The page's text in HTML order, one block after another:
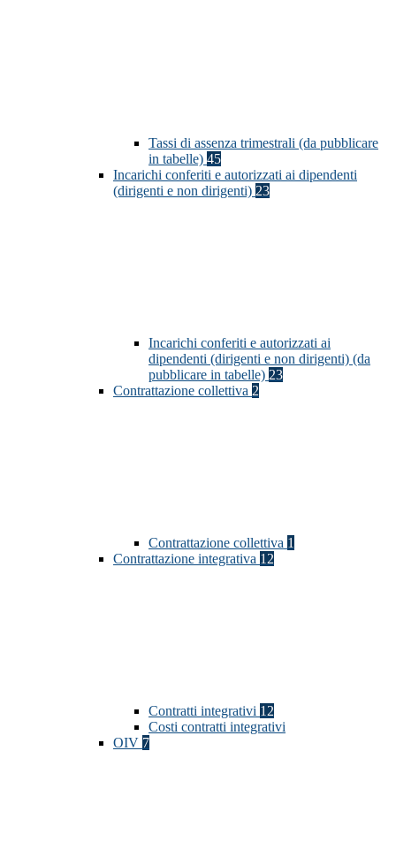
Tassi di assenza trimestrali (da pubblicare
in tabelle) 45
Incarichi conferiti e autorizzati ai dipendenti
(dirigenti e non dirigenti) 23
Incarichi conferiti e autorizzati ai
dipendenti (dirigenti e non dirigenti) (da
pubblicare in tabelle) 23
Contrattazione collettiva 2
Contrattazione collettiva 1
Contrattazione integrativa 12
Contratti integrativi 12
Costi contratti integrativi
OIV 7